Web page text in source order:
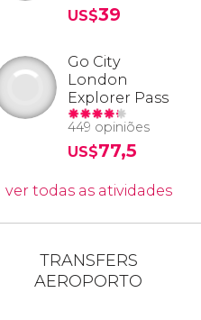
US$39
Go City
London
Explorer Pass
449 opiniões
US$77,5
ver todas as atividades
TRANSFERS
AEROPORTO